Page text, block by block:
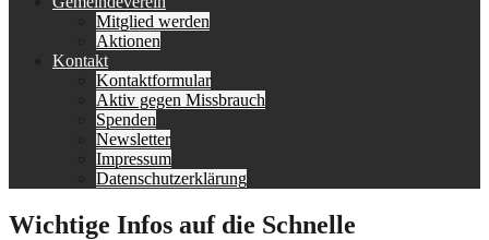
Mitglied werden
Aktionen
Kontakt
Kontaktformular
Aktiv gegen Missbrauch
Spenden
Newsletter
Impressum
Datenschutzerklärung
Wichtige Infos auf die Schnelle